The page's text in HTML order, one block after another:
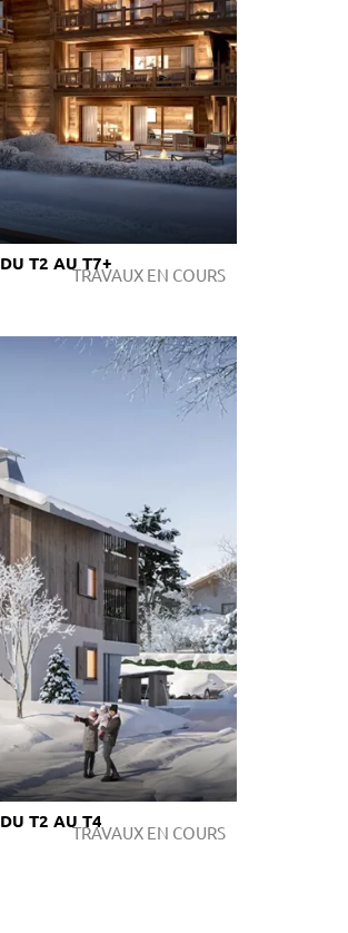
DU T2 AU T7+
TRAVAUX EN COURS
DU T2 AU T4
TRAVAUX EN COURS